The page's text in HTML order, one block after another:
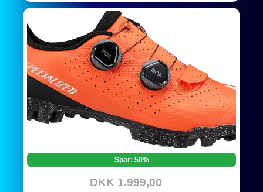
Spar: 50%
DKK 1.999,00